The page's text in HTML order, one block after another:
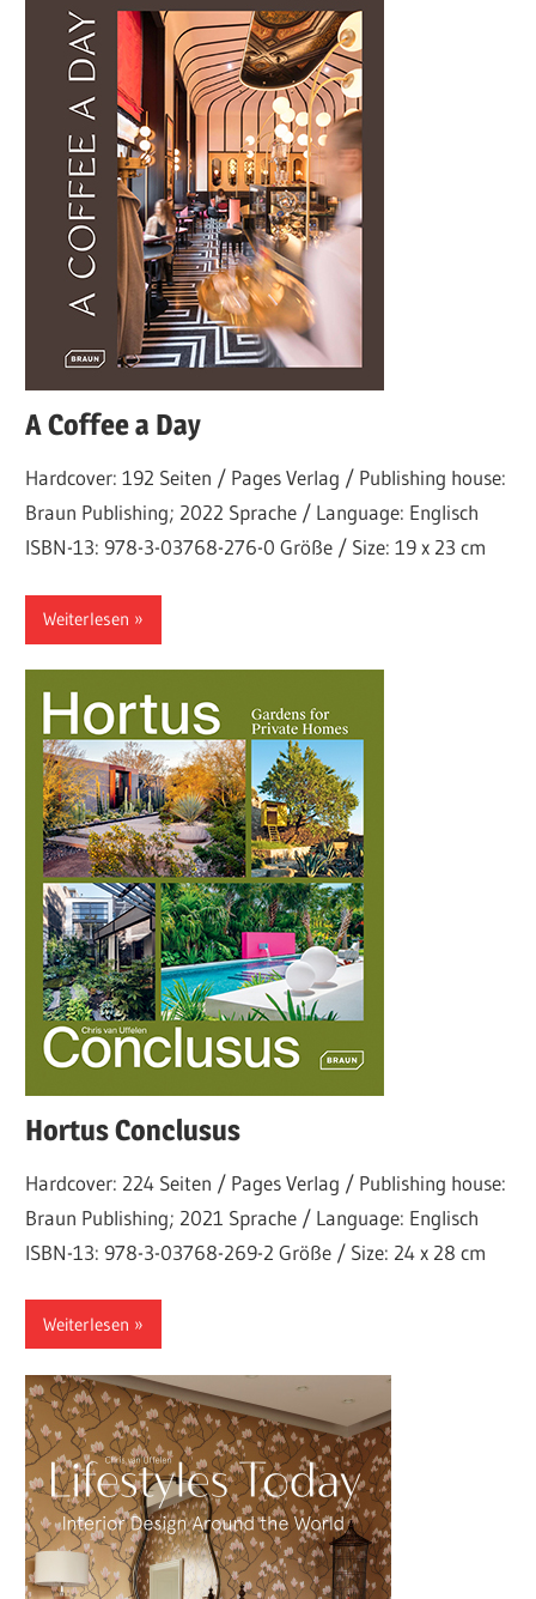
A Coffee a Day
Hardcover: 192 Seiten / Pages Verlag / Publishing house:
Braun Publishing; 2022 Sprache / Language: Englisch
ISBN-13: 978-3-03768-276-0 Größe / Size: 19 x 23 cm
Weiterlesen
Hortus Conclusus
Hardcover: 224 Seiten / Pages Verlag / Publishing house:
Braun Publishing; 2021 Sprache / Language: Englisch
ISBN-13: 978-3-03768-269-2 Größe / Size: 24 x 28 cm
Weiterlesen